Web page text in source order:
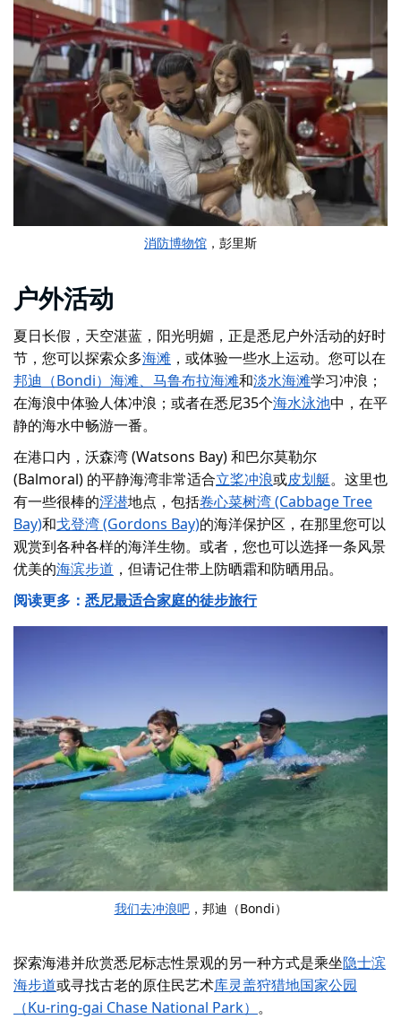
消防博物馆 ，彭里斯
户外活动
夏日长假，天空湛蓝，阳光明媚，正是悉尼户外活动的好时
节，您可以探索众多海滩 ，或体验一些水上运动。 您可以在
邦迪（Bondi）海滩、 马鲁布拉海滩和淡水海滩学习冲浪；
在海浪中体验人体冲浪；或者在悉尼35个海水泳池中，在平
静的海水中畅游一番。
在港口内，沃森湾 (Watsons Bay) 和巴尔莫勒尔
(Balmoral) 的平静海湾非常适合立桨冲浪或皮划艇。这里也
有一些很棒的浮潜地点，包括卷心菜树湾 (Cabbage Tree
Bay)和戈登湾 (Gordons Bay)的海洋保护区，在那里您可以
观赏到各种各样的海洋生物。或者，您也可以选择一条风景
优美的海滨步道 ，但请记住带上防晒霜和防晒用品。
阅读更多： 悉尼最适合家庭的徒步旅行
我们去冲浪吧，邦迪（Bondi）
探索海港并欣赏悉尼标志性景观的另一种方式是乘坐隐士滨
海步道或寻找古老的原住民艺术库灵盖狩猎地国家公园
（Ku-ring-gai Chase National Park） 。